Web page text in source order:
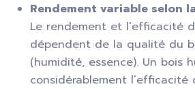
Rendement variable selon
Le rendement et l’efficacité
dépendent de la qualité du
(humidité, essence). Un bois
considérablement